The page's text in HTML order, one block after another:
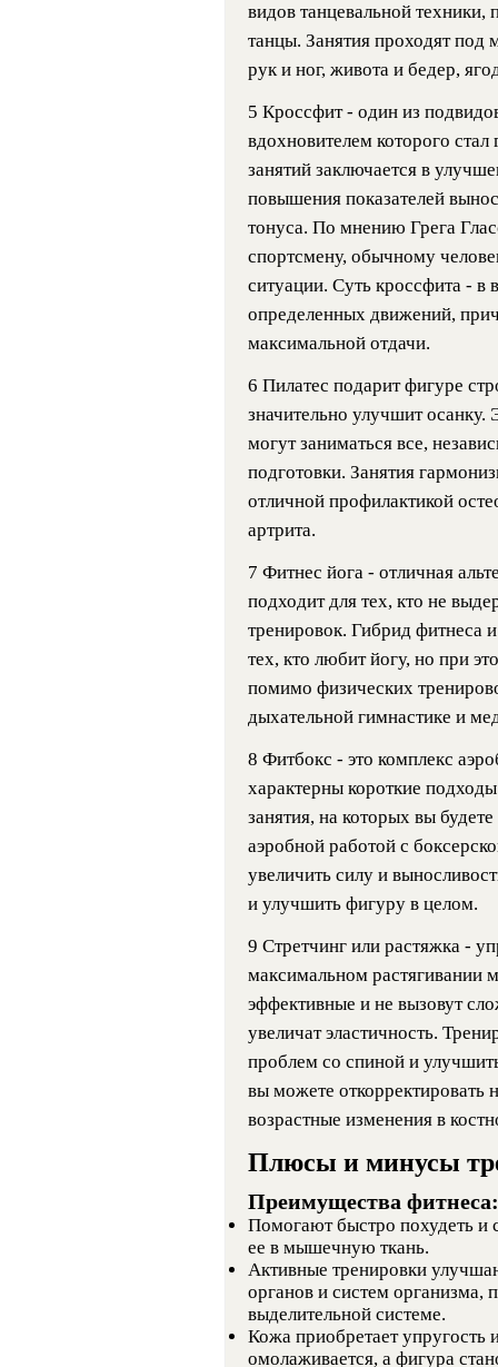
видов танцевальной техники,
танцы. Занятия проходят под
рук и ног, живота и бедер,
5 Кроссфит - один из
вдохновителем которого
занятий заключается в
повышения показателей
тонуса. По мнению Грега
спортсмену, обычному
ситуации. Суть кроссфита -
определенных движений,
максимальной отдачи.
6 Пилатес подарит фигуре
значительно улучшит
могут заниматься все,
подготовки. Занятия
отличной профилактикой
артрита.
7 Фитнес йога - отличная
подходит для тех, кто не
тренировок. Гибрид фитнеса
тех, кто любит йогу, но при
помимо физических
дыхательной гимнастике и
8 Фитбокс - это комплекс
характерны короткие
занятия, на которых вы
аэробной работой с
увеличить силу и
и улучшить фигуру в целом.
9 Стретчинг или растяжка -
максимальном растягивании
эффективные и не вызовут
увеличат эластичность.
проблем со спиной и
вы можете откорректировать
возрастные изменения в
Плюсы и минусы
Преимущества фитнеса:
Помогают быстро похудеть и
ее в мышечную ткань.
Активные тренировки
органов и систем организма,
выделительной системе.
Кожа приобретает упругость
омолаживается, а фигура